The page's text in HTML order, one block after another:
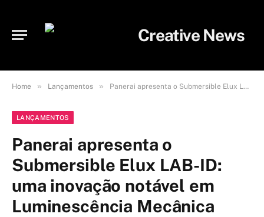
Home » Lançamentos » Panerai apresenta o Submersible Elux LAB-ID: uma inovação notável em Luminescência Mecânica
LANÇAMENTOS
Panerai apresenta o
Submersible Elux LAB-ID:
uma inovação notável em
Luminescência Mecânica